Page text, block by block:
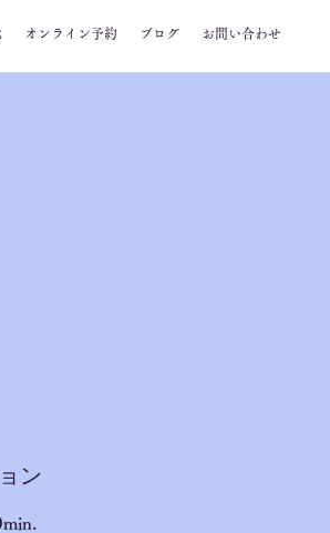
オンライン予約 ブログ お問い合わせ
ン